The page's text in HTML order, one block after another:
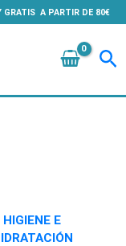
GRATIS A PARTIR DE 80€
HIGIENE E